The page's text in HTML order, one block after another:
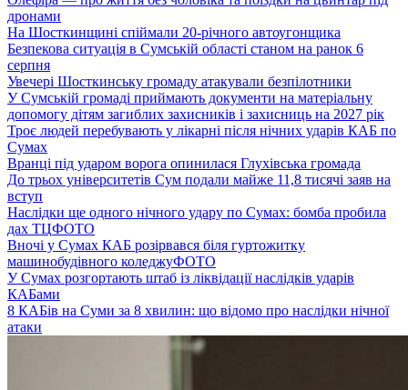
дронами
На Шосткинщині спіймали 20-річного автоугонщика
Безпекова ситуація в Сумській області станом на ранок 6
серпня
Увечері Шосткинську громаду атакували безпілотники
У Сумській громаді приймають документи на матеріальну
допомогу дітям загиблих захисників і захисниць на 2027 рік
Троє людей перебувають у лікарні після нічних ударів КАБ по
Сумах
Вранці під ударом ворога опинилася Глухівська громада
До трьох університетів Сум подали майже 11,8 тисячі заяв на
вступ
Наслідки ще одного нічного удару по Сумах: бомба пробила
дах ТЦФОТО
Вночі у Сумах КАБ розірвався біля гуртожитку
машинобудівного коледжуФОТО
У Сумах розгортають штаб із ліквідації наслідків ударів
КАБами
8 КАБів на Суми за 8 хвилин: що відомо про наслідки нічної
атаки